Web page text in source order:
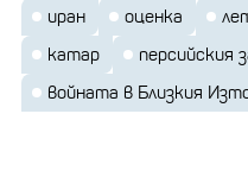
иран оценка
катар
персийския
войната в Близкия